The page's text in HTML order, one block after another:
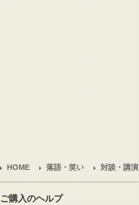
HOME 落語・笑い 対談・講演
ご購入のヘルプ